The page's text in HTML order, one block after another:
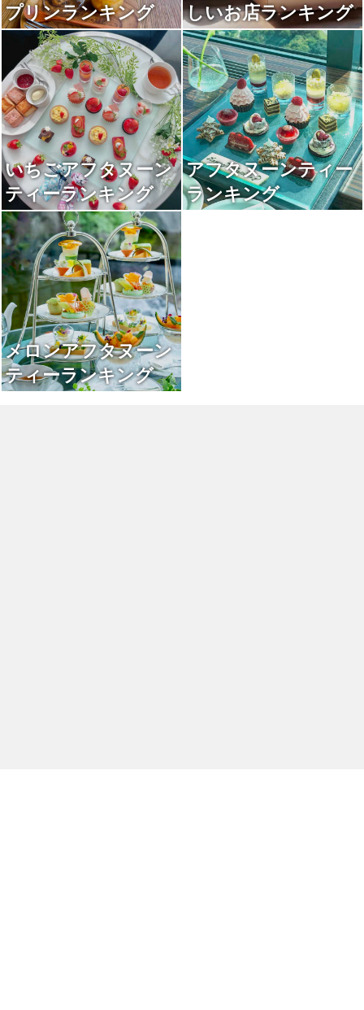
プリンランキング
しいお店ランキング
いちごアフタヌーン
ティーランキング
アフタヌーンティー
ランキング
メロンアフタヌーン
ティーランキング